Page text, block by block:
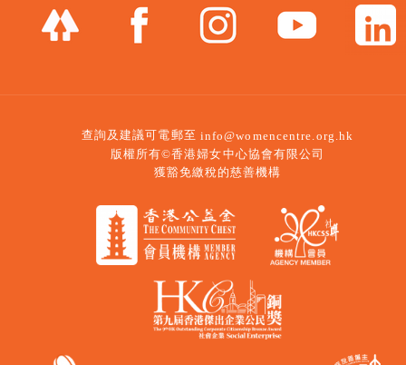
查詢及建議可電郵至 info@womencentre.org.hk
版權所有©香港婦女中心協會有限公司
獲豁免繳稅的慈善機構